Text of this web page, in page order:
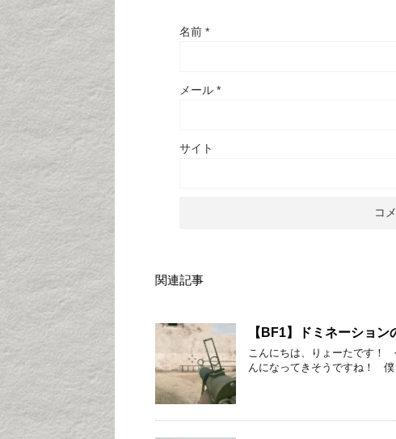
名前 *
メール *
サイト
関連記事
【BF1】ドミネーショ
こんにちは、りょーたです！
んになってきそうですね！